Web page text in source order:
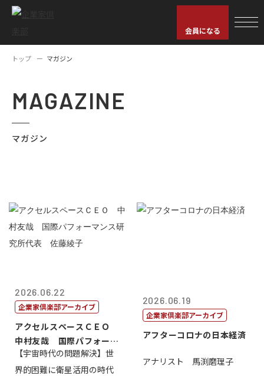
会員になる
トップ マガジン
MAGAZINE
マガジン
2026.06.22
企業家倶楽部アーカイブ
アクセルスペースＣＥＯ
中村友哉 国際パフォーマ
ンス研究所代...
【宇宙時代の問題解決】世
界的困難に衛星活用の時代
2026.06.19
企業家倶楽部アーカイブ
アフターコロナの日本経済
アナリスト 馬渕磨理子